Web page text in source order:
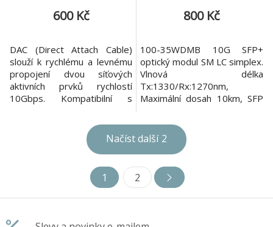
600 Kč
DAC (Direct Attach Cable)
slouží k rychlému a levnému
propojení dvou síťových
aktivních prvků rychlostí
10Gbps. Kompatibilní s
propojovacího kabelu 5m.
100-35C-5M je rychlé a
levné řešení pro snadné
aktivních prvků switch/router
rychlostí 10Gbps bez
nutnosti pořízení SFP+
800 Kč
100-35WDMB 10G SFP+
optický modul SM LC simplex.
Vlnová délka
Tx:1330/Rx:1270nm,
Maximální dosah 10km, SFP
diagnostiky. Záruka 3 roky.
Načíst další 2
1 2